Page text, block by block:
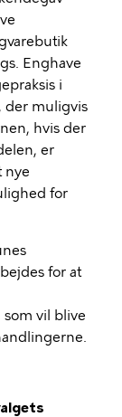
Enghave
i
der muligvis
hvis der
er
nye
for
for at
vil blive